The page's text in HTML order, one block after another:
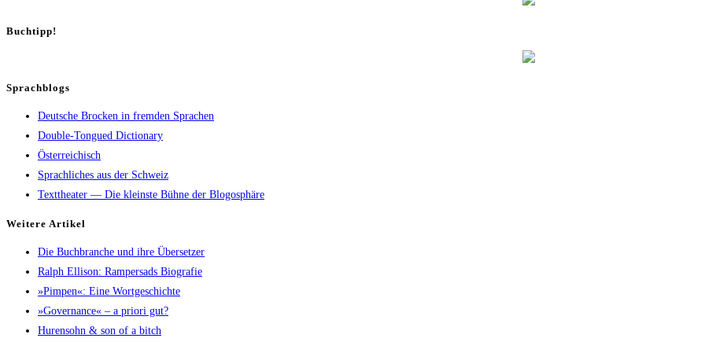
Buch­tipp!
Sprachblogs
Deutsche Brocken in fremden Sprachen
Double-Tongued Dictionary
Österreichisch
Sprachliches aus der Schweiz
Texttheater — Die kleinste Bühne der Blogosphäre
Wei­te­re Artikel
Die Buch­bran­che und ihre Übersetzer
Ralph Elli­son: Ram­pers­ads Biografie
»Pim­pen«: Eine Wortgeschichte
»Gover­nan­ce« – a prio­ri gut?
Huren­sohn & son of a bitch